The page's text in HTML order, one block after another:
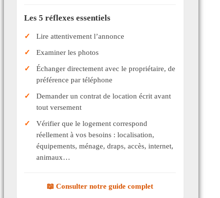
Les 5 réflexes essentiels
Lire attentivement l’annonce
Examiner les photos
Échanger directement avec le propriétaire, de
préférence par téléphone
Demander un contrat de location écrit avant
tout versement
Vérifier que le logement correspond
réellement à vos besoins : localisation,
équipements, ménage, draps, accès, internet,
animaux…
📖 Consulter notre guide complet